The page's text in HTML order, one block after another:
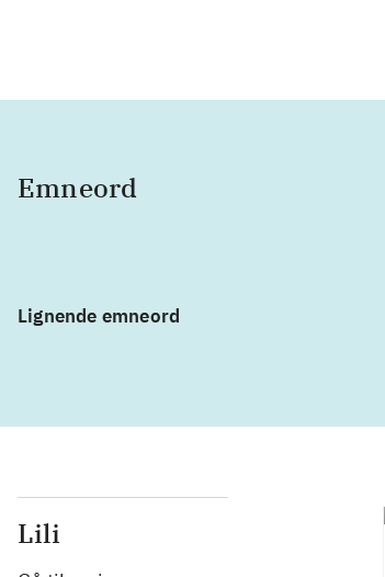
Emneord
Lignende emneord
Lili